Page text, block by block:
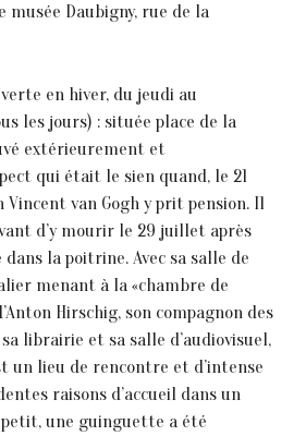
musée Daubigny, rue de la
en hiver, du jeudi au
les jours) : située place de la
extérieurement et
qui était le sien quand, le 21
van Gogh y prit pension. I1
d’y mourir le 29 juillet après
la poitrine. Avec sa salle de
menant à la «chambre de
Hirschig, son compagnon des
librairie et sa salle d’audiovisuel,
un lieu de rencontre et d’intense
raisons d’accueil dans un
une guinguette a été